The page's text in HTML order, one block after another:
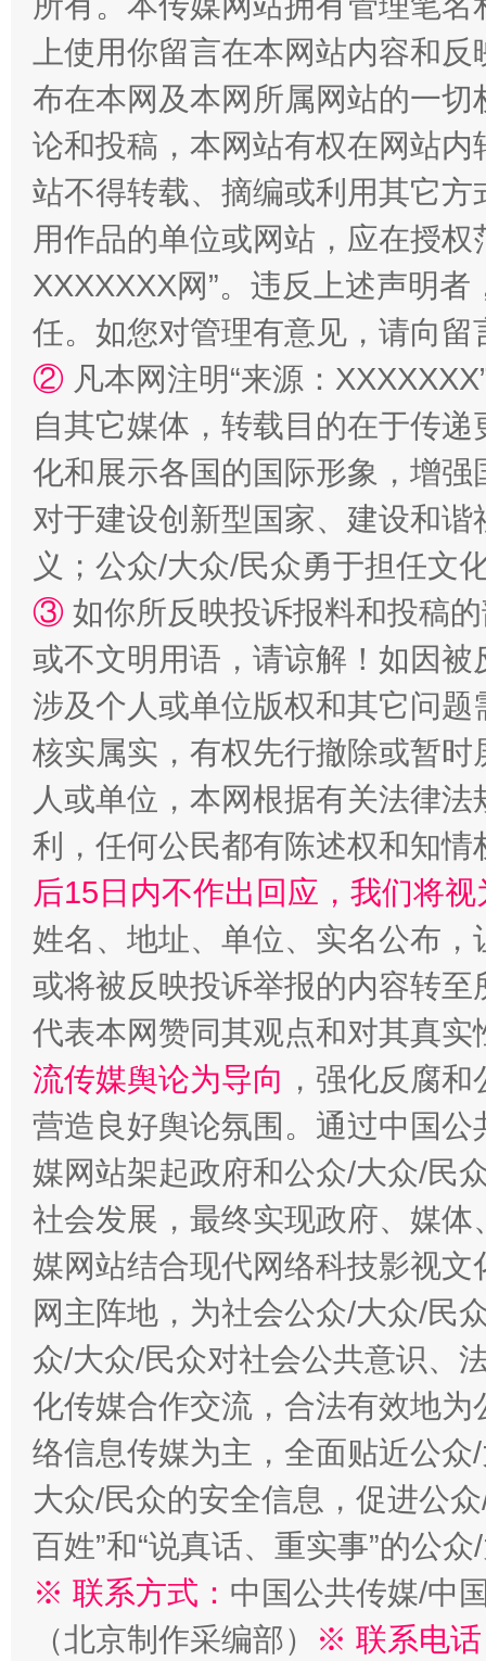
漫山遍野的桃花与雪山、麦地、白藏房 除
招工难、用工荒背后
网上购药对药下症？
这是一记警钟！ 谢
在谋一域中谋全局
今
上使用你留言在本网站内容和
布在本网及本网所属网站的一
论和投稿，本网站有权在网站
站不得转载、摘编或利用其它
用作品的单位或网站，应在授
XXXXXXX网”。违反上述声明
任。如您对管理有意见，请向
② 凡本网注明“来源：
自其它媒体，转载目的在于传
化和展示各国的国际形象，增
对于建设创新型国家、建设和
义；公众/大众/民众勇于担任文
③ 如你所反映投诉报料和投稿
或不文明用语，请谅解！如因
涉及个人或单位版权和其它问题
核实属实，有权先行撤除或暂
人或单位，本网根据有关法律
利，任何公民都有陈述权和知情
后15日内不作出回应，我们将
姓名、地址、单位、实名公布
或将被反映投诉举报的内容转
代表本网赞同其观点和对其真实
流传媒舆论为导向 ，强化反腐
营造良好舆论氛围。通过中国
媒网站架起政府和公众/大众/民
社会发展，最终实现政府、媒
媒网站结合现代网络科技影视
网主阵地，为社会公众/大众/民
众/大众/民众对社会公共意识、
化传媒合作交流，合法有效地
络信息传媒为主，全面贴近公
大众/民众的安全信息，促进公
百姓”和“说真话、重实事”的公
※ 联系方式： 中国公共传媒/中
（北京制作采编部）
※ 联系电